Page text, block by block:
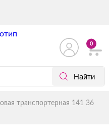
0
транспортерная 141 36